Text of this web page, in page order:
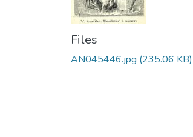
Files
AN045446.jpg (235.06 KB)